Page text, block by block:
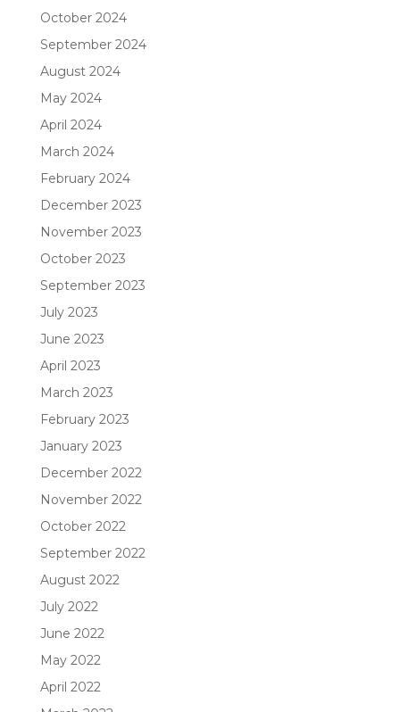
October 2024
September 2024
August 2024
May 2024
April 2024
March 2024
February 2024
December 2023
November 2023
October 2023
September 2023
July 2023
June 2023
April 2023
March 2023
February 2023
January 2023
December 2022
November 2022
October 2022
September 2022
August 2022
July 2022
June 2022
May 2022
April 2022